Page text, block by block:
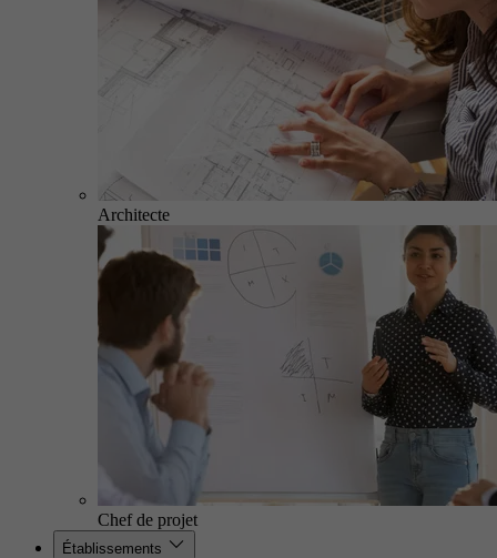
Architecte
Chef de projet
Établissements